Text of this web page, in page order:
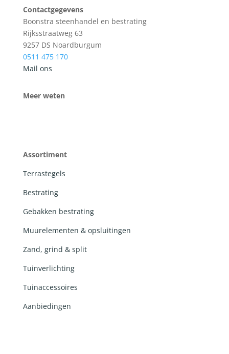
Contactgegevens
Boonstra steenhandel en bestrating
Rijksstraatweg 63
9257 DS Noardburgum
0511 475 170
Mail ons
Meer weten
Assortiment
Terrastegels
Bestrating
Gebakken bestrating
Muurelementen & opsluitingen
Zand, grind & split
Tuinverlichting
Tuinaccessoires
Aanbiedingen